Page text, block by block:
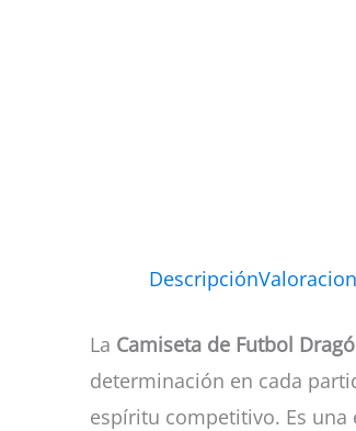
Descripción
La Camiseta de Futbol
determinación en cada
espíritu competitivo. Es